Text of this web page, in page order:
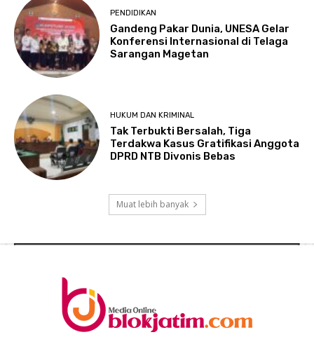
PENDIDIKAN
Gandeng Pakar Dunia, UNESA Gelar
Konferensi Internasional di Telaga
Sarangan Magetan
HUKUM DAN KRIMINAL
Tak Terbukti Bersalah, Tiga
Terdakwa Kasus Gratifikasi Anggota
DPRD NTB Divonis Bebas
Muat lebih banyak